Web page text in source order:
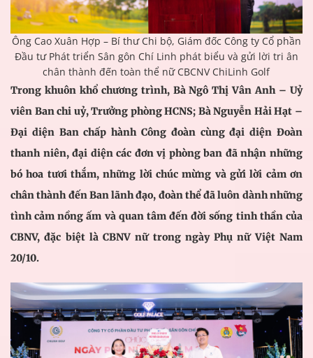
Ông Cao Xuân Hợp – Bí thư Chi bộ, Giám đốc Công ty Cổ phần
Đầu tư Phát triển Sân gôn Chí Linh phát biểu và gửi lời tri ân
chân thành đến toàn thể nữ CBCNV ChiLinh Golf
Trong khuôn khổ chương trình, Bà Ngô Thị Vân Anh – Uỷ
viên Ban chi uỷ, Trưởng phòng HCNS; Bà Nguyễn Hải Hạt –
Đại diện Ban chấp hành Công đoàn cùng đại diện Đoàn
thanh niên, đại diện các đơn vị phòng ban đã nhận những
bó hoa tươi thắm, những lời chúc mừng và gửi lời cảm ơn
chân thành đến Ban lãnh đạo, đoàn thể đã luôn dành những
tình cảm nồng ấm và quan tâm đến đời sống tinh thần của
CBNV, đặc biệt là CBNV nữ trong ngày Phụ nữ Việt Nam
20/10.